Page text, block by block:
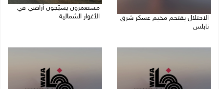
الاحتلال يقتحم مخيم عسكر شرق
نابلس
مستعمرون يسيّجون أراضي في
الأغوار الشمالية